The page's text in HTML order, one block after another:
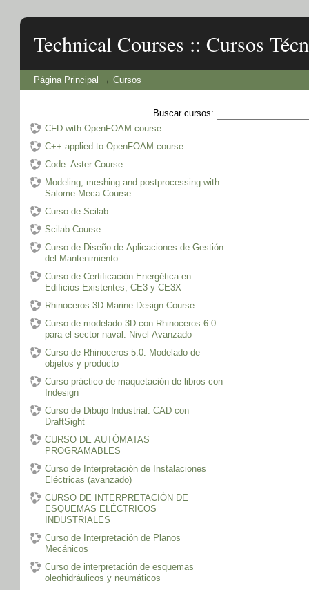
Technical Courses :: Cursos
Página Principal → Cursos
Buscar cursos:
CFD with OpenFOAM course
C++ applied to OpenFOAM course
Code_Aster Course
Modeling, meshing and postprocessing with
Salome-Meca Course
Curso de Scilab
Scilab Course
Curso de Diseño de Aplicaciones de Gestión
del Mantenimiento
Curso de Certificación Energética en
Edificios Existentes, CE3 y CE3X
Rhinoceros 3D Marine Design Course
Curso de modelado 3D con Rhinoceros 6.0
para el sector naval. Nivel Avanzado
Curso de Rhinoceros 5.0. Modelado de
objetos y producto
Curso práctico de maquetación de libros con
Indesign
Curso de Dibujo Industrial. CAD con
DraftSight
CURSO DE AUTÓMATAS
PROGRAMABLES
Curso de Interpretación de Instalaciones
Eléctricas (avanzado)
CURSO DE INTERPRETACIÓN DE
ESQUEMAS ELÉCTRICOS
INDUSTRIALES
Curso de Interpretación de Planos
Mecánicos
Curso de interpretación de esquemas
oleohidráulicos y neumáticos